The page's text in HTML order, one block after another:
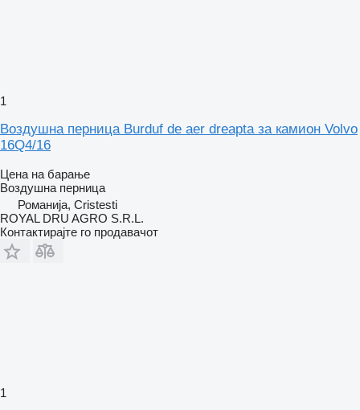
1
Воздушна перница Burduf de aer dreapta за камион Volvo
16Q4/16
Цена на барање
Воздушна перница
Романија, Cristesti
ROYAL DRU AGRO S.R.L.
Контактирајте го продавачот
1